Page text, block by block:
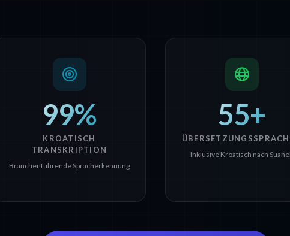
99%
KROATISCH
TRANSKRIPTION
Branchenführende Spracherkennung
55+
Inklusive Kroatisch nach